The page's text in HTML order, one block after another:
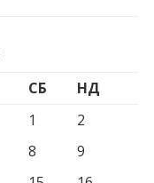
СБ
НД
1
2
8
9